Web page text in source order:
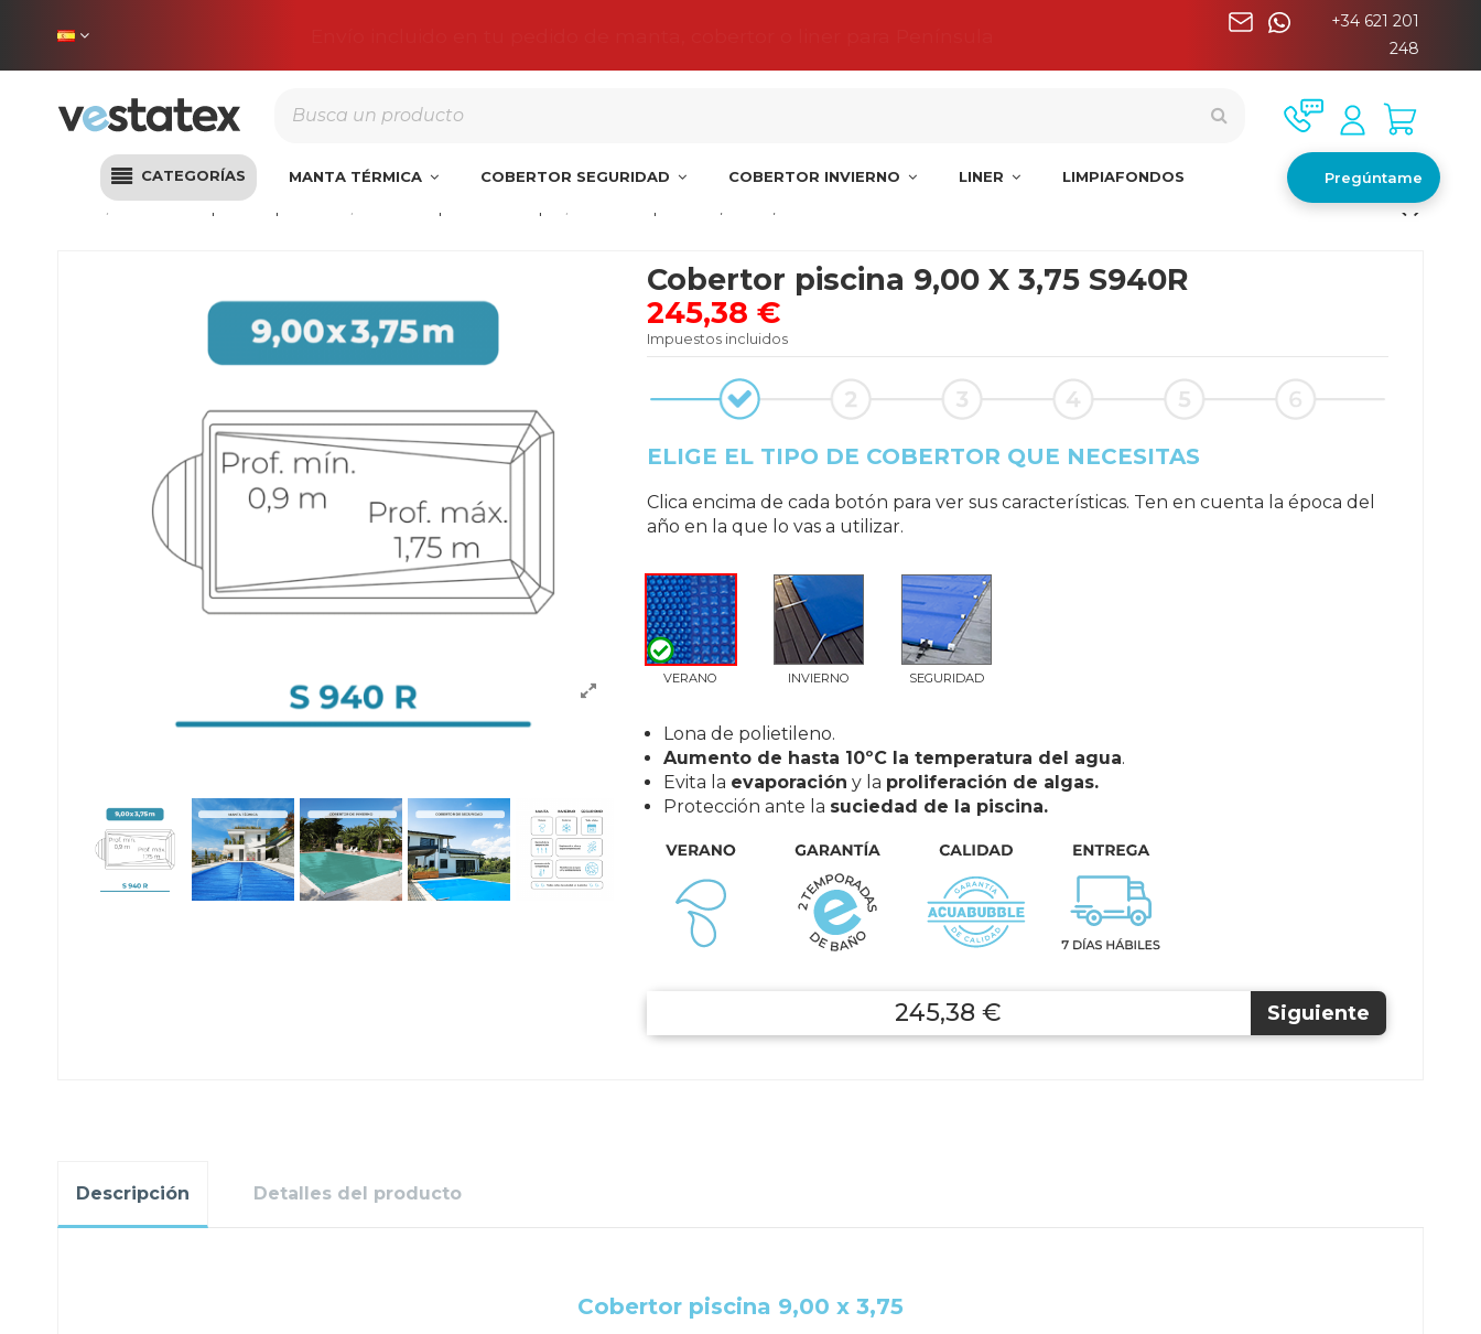
+34 621 201
248
CATEGORÍAS MANTA TÉRMICA COBERTOR SEGURIDAD COBERTOR INVIERNO LINER LIMPIAFONDOS Pregúntame
Cobertores piscinas poliéster
Cobertor piscina 9,00 X 3,75 S940R
245,38 €
Impuestos incluidos
ELIGE EL TIPO DE COBERTOR QUE NECESITAS
Clica encima de cada botón para ver sus características. Ten en cuenta la época del
año en la que lo vas a utilizar.
VERANO INVIERNO SEGURIDAD
Lona de polietileno.
Aumento de hasta 10ºC la temperatura del agua.
Evita la evaporación y la proliferación de algas.
Protección ante la suciedad de la piscina.
245,38 €
Descripción Detalles del producto
Cobertor piscina 9,00 x 3,75